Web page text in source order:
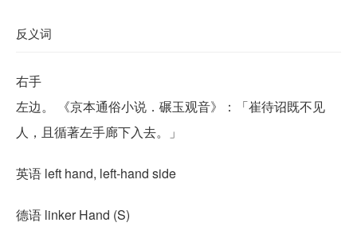
反义词
右手
左边。 《京本通俗小说．碾玉观音》：「崔待诏既不见
人，且循著左手廊下入去。」
英语 left hand, left-hand side
德语 linker Hand (S)​